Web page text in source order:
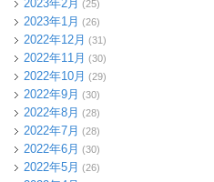
2023年2月 (25)
2023年1月 (26)
2022年12月 (31)
2022年11月 (30)
2022年10月 (29)
2022年9月 (30)
2022年8月 (28)
2022年7月 (28)
2022年6月 (30)
2022年5月 (26)